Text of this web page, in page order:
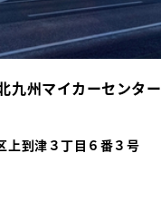
九州マイカーセンター
上到津３丁目６番３号